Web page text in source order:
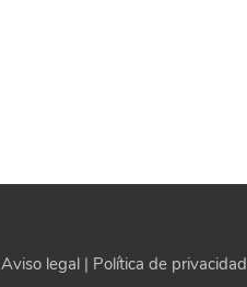
Aviso legal| Política de privacidad